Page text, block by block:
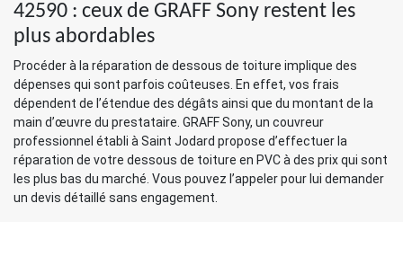
42590 : ceux de GRAFF Sony restent les
plus abordables
Procéder à la réparation de dessous de toiture implique des
dépenses qui sont parfois coûteuses. En effet, vos frais
dépendent de l’étendue des dégâts ainsi que du montant de la
main d’œuvre du prestataire. GRAFF Sony, un couvreur
professionnel établi à Saint Jodard propose d’effectuer la
réparation de votre dessous de toiture en PVC à des prix qui sont
les plus bas du marché. Vous pouvez l’appeler pour lui demander
un devis détaillé sans engagement.